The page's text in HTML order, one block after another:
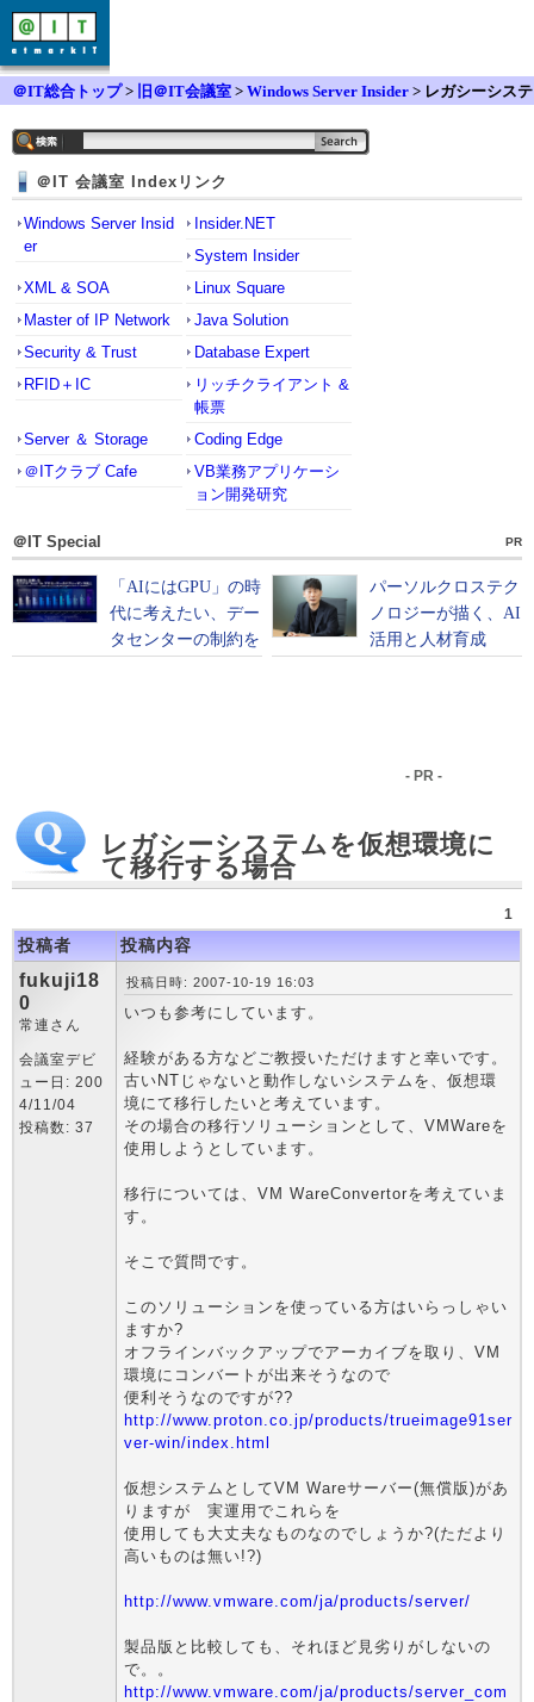
＠IT総合トップ> 旧＠IT会議室 > Windows Server Insider > レガシーシステ
＠IT 会議室 Indexリンク
Windows Server Insid
er
Insider.NET
System Insider
XML & SOA
Linux Square
Master of IP Network
Java Solution
Security & Trust
Database Expert
RFID＋IC
リッチクライアント &
帳票
Server ＆ Storage
Coding Edge
＠ITクラブ Cafe
VB業務アプリケーシ
ョン開発研究
＠IT Special PR
- PR -
レガシーシステムを仮想環境に
て移行する場合
1
投稿者 投稿内容
fukuji18
0
常連さん
会議室デビ
ュー日: 200
4/11/04
投稿数: 37
投稿日時: 2007-10-19 16:03
いつも参考にしています。
経験がある方などご教授いただけますと幸いです。
古いNTじゃないと動作しないシステムを、仮想環
境にて移行したいと考えています。
その場合の移行ソリューションとして、VMWareを
使用しようとしています。
移行については、VM WareConvertorを考えていま
す。
そこで質問です。
このソリューションを使っている方はいらっしゃい
ますか?
オフラインバックアップでアーカイブを取り、VM
環境にコンバートが出来そうなので
便利そうなのですが??
http://www.proton.co.jp/products/trueimage91ser
ver-win/index.html
仮想システムとしてVM Wareサーバー(無償版)があ
りますが 実運用でこれらを
使用しても大丈夫なものなのでしょうか?(ただより
高いものは無い!?)
http://www.vmware.com/ja/products/server/
製品版と比較しても、それほど見劣りがしないの
で。。
http://www.vmware.com/ja/products/server_com